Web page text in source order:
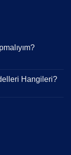
Hangileri?